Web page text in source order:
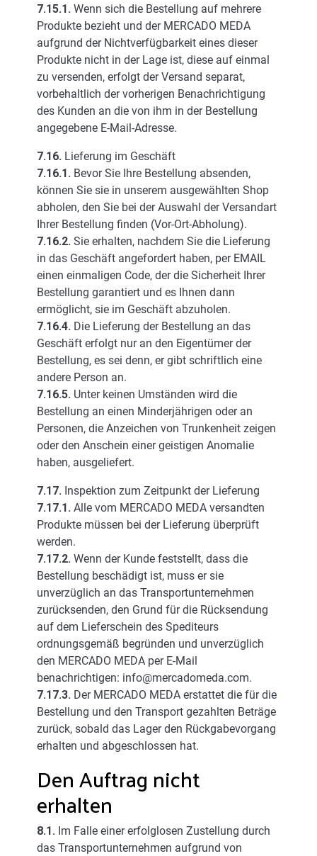
7.15.1. Wenn sich die Bestellung auf mehrere
Produkte bezieht und der MERCADO MEDA
aufgrund der Nichtverfügbarkeit eines dieser
Produkte nicht in der Lage ist, diese auf einmal
zu versenden, erfolgt der Versand separat,
vorbehaltlich der vorherigen Benachrichtigung
des Kunden an die von ihm in der Bestellung
angegebene E-Mail-Adresse.
7.16. Lieferung im Geschäft
7.16.1. Bevor Sie Ihre Bestellung absenden,
können Sie sie in unserem ausgewählten Shop
abholen, den Sie bei der Auswahl der Versandart
Ihrer Bestellung finden (Vor-Ort-Abholung).
7.16.2. Sie erhalten, nachdem Sie die Lieferung
in das Geschäft angefordert haben, per EMAIL
einen einmaligen Code, der die Sicherheit Ihrer
Bestellung garantiert und es Ihnen dann
ermöglicht, sie im Geschäft abzuholen.
7.16.4. Die Lieferung der Bestellung an das
Geschäft erfolgt nur an den Eigentümer der
Bestellung, es sei denn, er gibt schriftlich eine
andere Person an.
7.16.5. Unter keinen Umständen wird die
Bestellung an einen Minderjährigen oder an
Personen, die Anzeichen von Trunkenheit zeigen
oder den Anschein einer geistigen Anomalie
haben, ausgeliefert.
7.17. Inspektion zum Zeitpunkt der Lieferung
7.17.1. Alle vom MERCADO MEDA versandten
Produkte müssen bei der Lieferung überprüft
werden.
7.17.2. Wenn der Kunde feststellt, dass die
Bestellung beschädigt ist, muss er sie
unverzüglich an das Transportunternehmen
zurücksenden, den Grund für die Rücksendung
auf dem Lieferschein des Spediteurs
ordnungsgemäß begründen und unverzüglich
den MERCADO MEDA per E-Mail
benachrichtigen: info@mercadomeda.com.
7.17.3. Der MERCADO MEDA erstattet die für die
Bestellung und den Transport gezahlten Beträge
zurück, sobald das Lager den Rückgabevorgang
erhalten und abgeschlossen hat.
Den Auftrag nicht
erhalten
8.1. Im Falle einer erfolglosen Zustellung durch
das Transportunternehmen aufgrund von